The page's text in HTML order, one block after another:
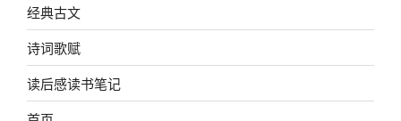
经典古文
诗词歌赋
读后感读书笔记